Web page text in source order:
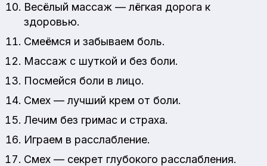
Весёлый массаж — лёгкая дорога к
здоровью.
Смеёмся и забываем боль.
Массаж с шуткой и без боли.
Посмейся боли в лицо.
Смех — лучший крем от боли.
Лечим без гримас и страха.
Играем в расслабление.
Смех — секрет глубокого расслабления.